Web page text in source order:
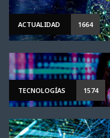
ACTUALIDAD 1664
TECNOLOGÍAS 1574